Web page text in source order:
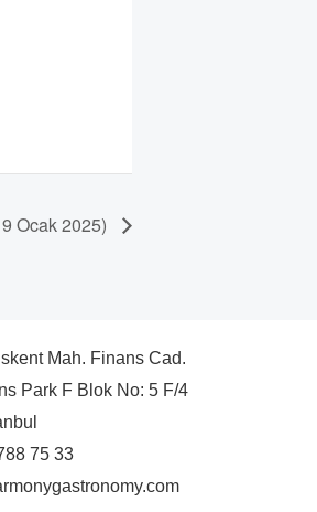
Ocak 2025)
Mah. Finans Cad.
Park F Blok No: 5 F/4
75 33